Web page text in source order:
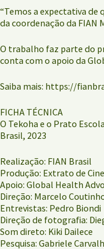
“Temos a expectativa de
da coordenação da FIAN
O trabalho faz parte do
conta com o apoio da
Saiba mais: https://
FICHA TÉCNICA
O Tekoha e o Prato
Brasil, 2023
Realização: FIAN Brasil
Produção: Extrato de
Apoio: Global Health
Direção: Marcelo
Entrevistas: Pedro Biondi
Direção de fotografia:
Som direto: Kiki Dailece
Pesquisa: Gabriele